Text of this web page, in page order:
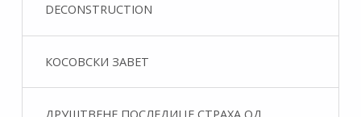
DECONSTRUCTION
КОСОВСКИ ЗАВЕТ
ДРУШТВЕНЕ ПОСЛЕДИЦЕ СТРАХА ОД